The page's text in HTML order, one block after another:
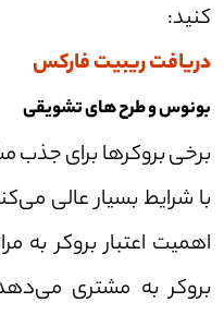
کنید:
دریافت ریبیت فارکس
بونوس و طرح های تشویقی
برخی بروکر‌ها برای جذب
با شرایط بسیار عالی
اهمیت اعتبار بروکر به
بروکر به مشتری